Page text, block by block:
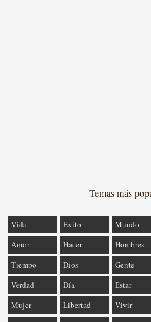
Temas más
Vida Éxito Mundo
Amor
Hacer Hombres
Tiempo
Dios Gente
Verdad
Día Estar
Mujer
Libertad Vivir